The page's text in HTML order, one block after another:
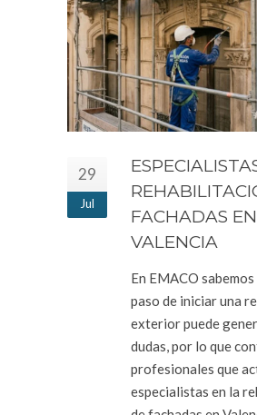
29
Jul
FACHADAS EN
VALENCIA
En EMACO
paso de iniciar una
exterior puede
dudas, por lo que
profesionales que
especialistas en la